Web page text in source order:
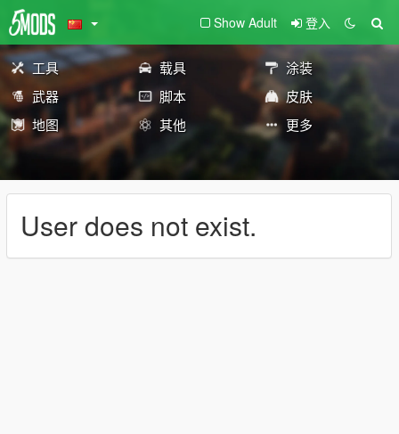
Show Adult 登入
工具 载具
涂装
武器
脚本
皮肤
地图
其他 更多
User does not exist.